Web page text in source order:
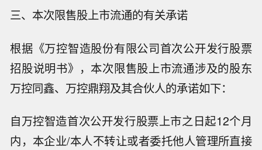
三、本次限售股上市流通的有关承诺
根据《万控智造股份有限公司首次公开发行股票
招股说明书》，本次限售股上市流通涉及的股东
万控同鑫、万控鼎翔及其合伙人的承诺如下：
自万控智造首次公开发行股票上市之日起12个月
内，本企业/本人不转让或者委托他人管理所直接